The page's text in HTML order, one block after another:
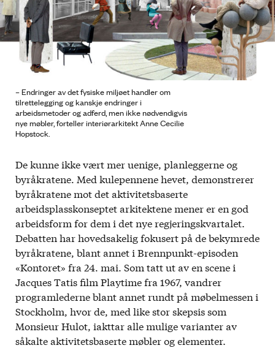
– Endringer av det fysiske miljøet handler om
tilrettelegging og kanskje endringer i
arbeidsmetoder og adferd, men ikke nødvendigvis
nye møbler, forteller interiørarkitekt Anne Cecilie
Hopstock.
De kunne ikke vært mer uenige, planleggerne og
byråkratene. Med kulepennene hevet, demonstrerer
byråkratene mot det aktivitetsbaserte
arbeidsplasskonseptet arkitektene mener er en god
arbeidsform for dem i det nye regjeringskvartalet.
Debatten har hovedsakelig fokusert på de bekymrede
byråkratene, blant annet i Brennpunkt-episoden
«Kontoret» fra 24. mai. Som tatt ut av en scene i
Jacques Tatis film Playtime fra 1967, vandrer
programlederne blant annet rundt på møbelmessen i
Stockholm, hvor de, med like stor skepsis som
Monsieur Hulot, iakttar alle mulige varianter av
såkalte aktivitetsbaserte møbler og elementer.